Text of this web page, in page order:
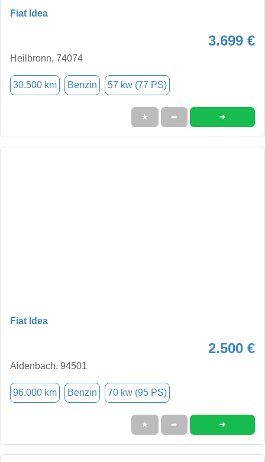
Fiat Idea
3.699 €
Heilbronn, 74074
30.500 km Benzin 57 kw (77 PS)
★ ➦ ➜
Fiat Idea
2.500 €
Aidenbach, 94501
96.000 km Benzin 70 kw (95 PS)
★ ➦ ➜